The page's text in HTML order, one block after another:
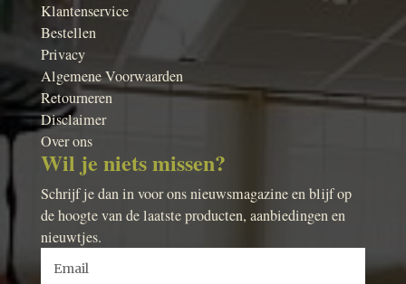
Klantenservice
Bestellen
Privacy
Algemene Voorwaarden
Retourneren
Disclaimer
Over ons
Wil je niets missen?
Schrijf je dan in voor ons nieuwsmagazine en blijf op
de hoogte van de laatste producten, aanbiedingen en
nieuwtjes.